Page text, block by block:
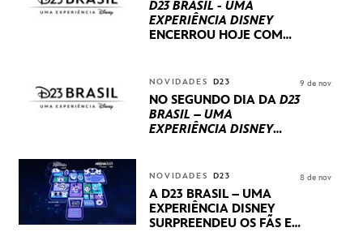
D23 BRASIL - UMA
EXPERIÊNCIA DISNEY
ENCERROU HOJE COM
INTERNACIONAIS E
PRODUÇÕES BRASILEIRAS
NOVIDADES D23
NO SEGUNDO DIA DA D23
BRASIL – UMA
EXPERIÊNCIA DISNEY
STUDIOS REVELARAM
PRÉVIAS E NOVIDADES
DOS SEUS PRÓXIMOS
LANÇAMENTOS
9 de nov
NOVIDADES D23
A D23 BRASIL – UMA
EXPERIÊNCIA DISNEY
SURPREENDEU OS FÃS EM
8 de nov